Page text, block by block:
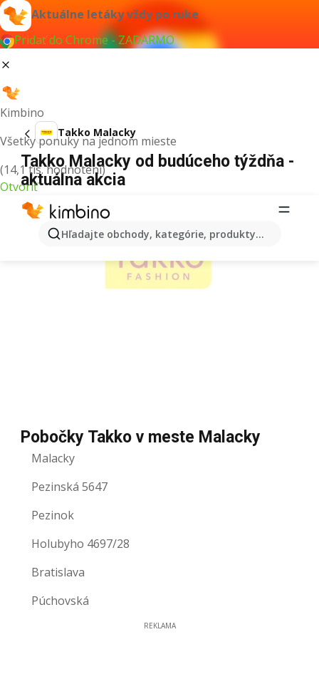
Aktuálne letáky vždy po ruke
Pridať do Chrome - ZADARMO
Kimbino
Všetky ponuky na jednom mieste
(14,1 tis. hodnotení)
Otvoriť
Hľadajte obchody, kategórie, produkty...
Takko Malacky
Takko Malacky od budúceho týždňa -
aktuálna akcia
Pobočky Takko v meste Malacky
Malacky
Pezinská 5647
Pezinok
Holubyho 4697/28
Bratislava
Púchovská
REKLAMA